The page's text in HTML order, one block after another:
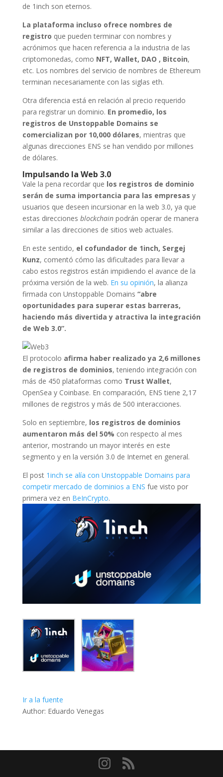
de 1inch son eternos.
La plataforma incluso ofrece nombres de
registro que pueden terminar con nombres y
acrónimos que hacen referencia a la industria de las
criptomonedas, como NFT, Wallet, DAO , Bitcoin,
etc. Los nombres del servicio de nombres de Ethereum
terminan necesariamente con las siglas eth.
Otra diferencia está en relación al precio requerido
para registrar un dominio. En promedio, los
registros de Unstoppable Domains se
comercializan por 10,000 dólares, mientras que
algunas direcciones ENS se han vendido por millones
de dólares.
Impulsando la Web 3.0
Vale la pena recordar que los registros de dominio
serán de suma importancia para las empresas y
usuarios que deseen incursionar en la web 3.0, ya que
estas direcciones blockchainpodrán operar de manera
similar a las direcciones de sitios web actuales.
En este sentido, el cofundador de 1inch, Sergej
Kunz, comentó cómo las dificultades para llevar a
cabo estos registros están impidiendo el avance de la
próxima versión de la web. En su opinión, la alianza
firmada con Unstoppable Domains “abre
oportunidades para superar estas barreras,
haciendo más divertida y atractiva la integración
de Web 3.0”.
El protocolo afirma haber realizado ya 2,6 millones
de registros de dominios, teniendo integración con
más de 450 plataformas como Trust Wallet,
OpenSea y Coinbase. En comparación, ENS tiene 2,17
millones de registros y más de 500 interacciones.
Solo en septiembre, los registros de dominios
aumentaron más del 50% con respecto al mes
anterior, mostrando un mayor interés en este
segmento y en la versión 3.0 de Internet en general.
El post 1inch se alía con Unstoppable Domains para
competir mercado de dominios a ENS fue visto por
primera vez en BeInCrypto.
Ir a la fuente
Author: Eduardo Venegas